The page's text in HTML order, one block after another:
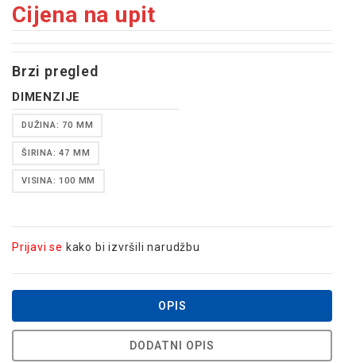
Cijena na upit
Brzi pregled
DIMENZIJE
DUŽINA: 70 MM
ŠIRINA: 47 MM
VISINA: 100 MM
Prijavi se kako bi izvršili narudžbu
OPIS
DODATNI OPIS